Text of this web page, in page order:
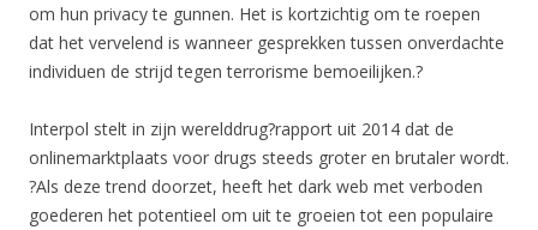
om hun privacy te gunnen. Het is kortzichtig om te roepen
dat het vervelend is wanneer gesprekken tussen onverdachte
individuen de strijd tegen terrorisme bemoeilijken.?
Interpol stelt in zijn werelddrug?rapport uit 2014 dat de
onlinemarktplaats voor drugs steeds groter en brutaler wordt.
?Als deze trend doorzet, heeft het dark web met verboden
goederen het potentieel om uit te groeien tot een populaire